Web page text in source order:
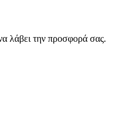
λάβει την προσφορά σας.